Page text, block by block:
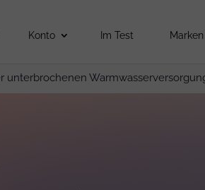
Konto Im Test Marken
unterbrochenen